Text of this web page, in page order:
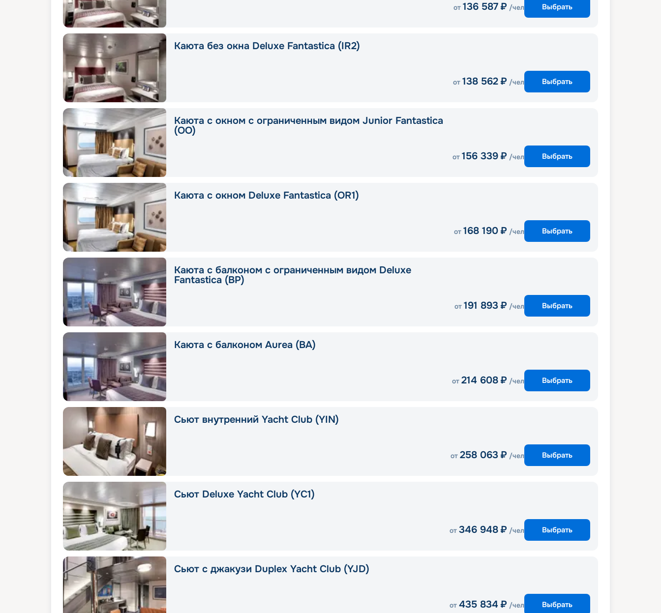
от 136 587 ₽ /чел Выбрать
Каюта без окна Deluxe Fantastica (IR2)
от 138 562 ₽ /чел Выбрать
Каюта с окном с ограниченным видом Junior Fantastica
(OO)
от 156 339 ₽ /чел Выбрать
Каюта с окном Deluxe Fantastica (OR1)
от 168 190 ₽ /чел Выбрать
Каюта с балконом c ограниченным видом Deluxe
Fantastica (BP)
от 191 893 ₽ /чел Выбрать
Каюта с балконом Aurea (BA)
от 214 608 ₽ /чел Выбрать
Сьют внутренний Yacht Club (YIN)
от 258 063 ₽ /чел Выбрать
Сьют Deluxe Yacht Club (YC1)
от 346 948 ₽ /чел Выбрать
Сьют с джакузи Duplex Yacht Club (YJD)
от 435 834 ₽ /чел Выбрать